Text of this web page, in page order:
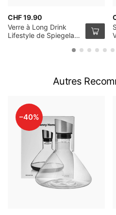
CHF 19.90
Verre à Long Drink
Lifestyle de Spiegelau,
Autres
–40%